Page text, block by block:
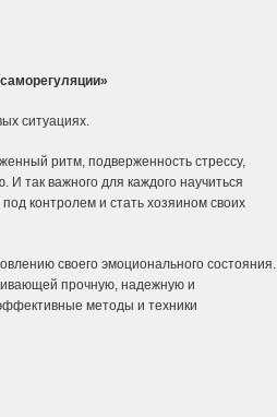
ситуациях.
ритм, подверженность стрессу,
И так важного для каждого научиться
контролем и стать хозяином своих
своего эмоционального состояния.
прочную, надежную и
методы и техники